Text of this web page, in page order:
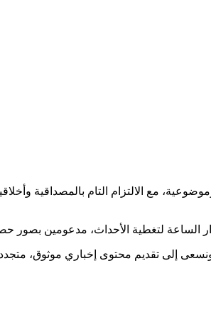
مع الالتزام التام بالمصداقية
الساعة لتغطية الأحداث، مدعومين بصور
ونسعى إلى تقديم محتوى إخباري موثوق،